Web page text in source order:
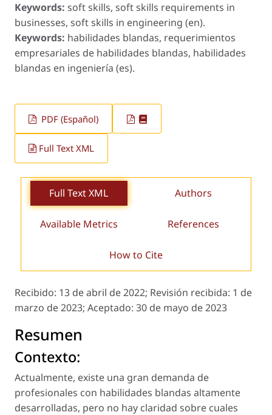
Keywords: soft skills, soft skills requirements in
businesses, soft skills in engineering (en).
Keywords: habilidades blandas, requerimientos
empresariales de habilidades blandas, habilidades
blandas en ingeniería (es).
PDF (Español)
Full Text XML
Full Text XML Authors
Available Metrics References
How to Cite
Recibido: 13 de abril de 2022; Revisión recibida: 1 de
marzo de 2023; Aceptado: 30 de mayo de 2023
Resumen
Contexto:
Actualmente, existe una gran demanda de
profesionales con habilidades blandas altamente
desarrolladas, pero no hay claridad sobre cuales